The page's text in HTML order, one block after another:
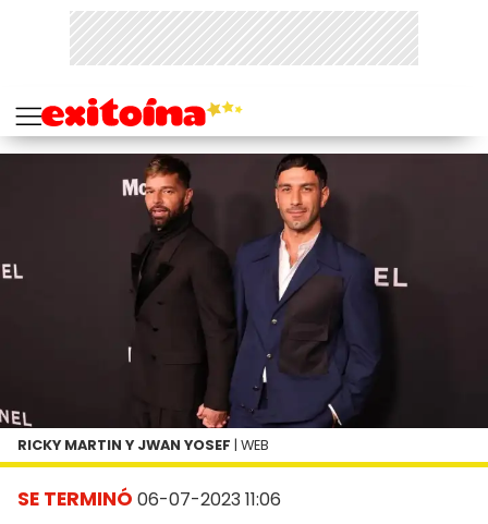
SE TERMINÓ 06-07-2023 11:06
RICKY MARTIN Y JWAN YOSEF | WEB